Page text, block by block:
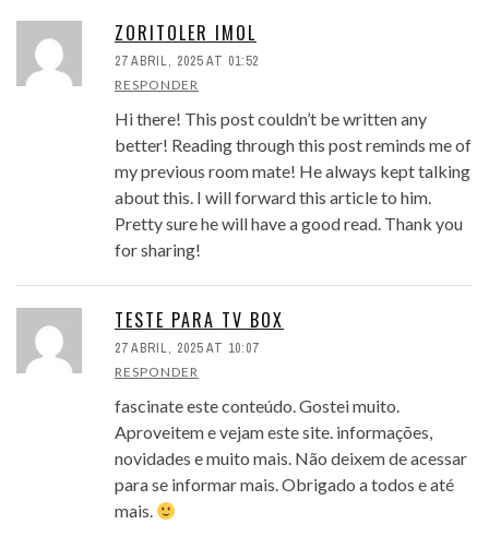
ZORITOLER IMOL
27 ABRIL, 2025 AT 01:52
RESPONDER
Hi there! This post couldn’t be written any
better! Reading through this post reminds me of
my previous room mate! He always kept talking
about this. I will forward this article to him.
Pretty sure he will have a good read. Thank you
for sharing!
TESTE PARA TV BOX
27 ABRIL, 2025 AT 10:07
RESPONDER
fascinate este conteúdo. Gostei muito.
Aproveitem e vejam este site. informações,
novidades e muito mais. Não deixem de acessar
para se informar mais. Obrigado a todos e até
mais.